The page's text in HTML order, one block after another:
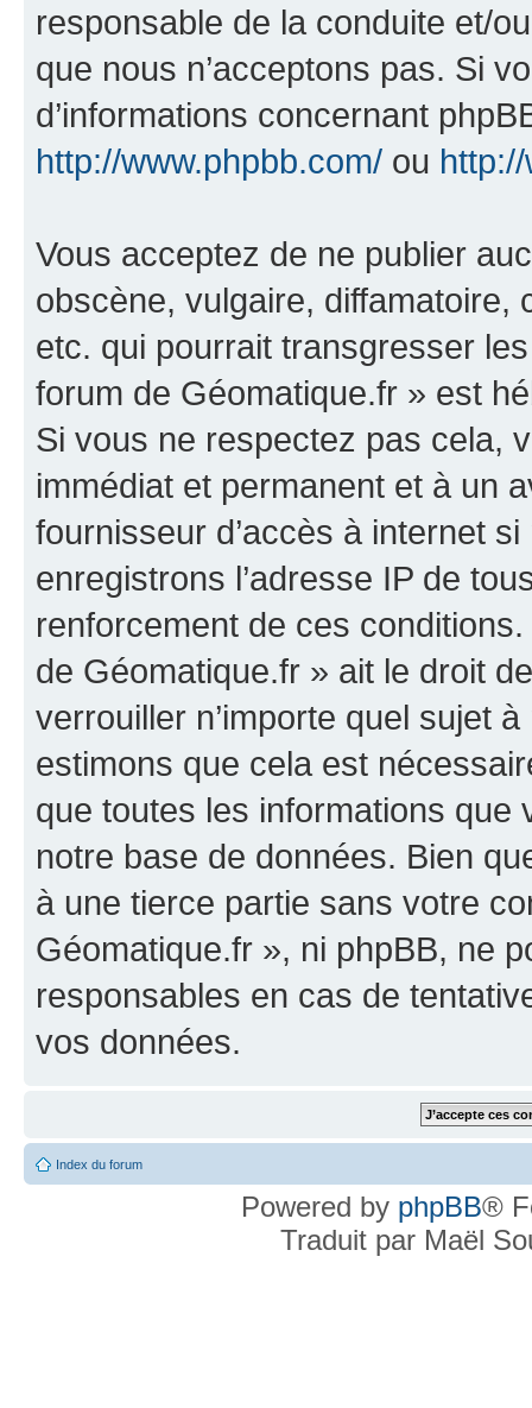
responsable de la conduite et/
que nous n’acceptons pas. Si
d’informations concernant
http://www.phpbb.com/ ou
Vous acceptez de ne publier
obscène, vulgaire, diffamatoire,
etc. qui pourrait transgresser
forum de Géomatique.fr » est
Si vous ne respectez pas cela,
immédiat et permanent et à un
fournisseur d’accès à internet
enregistrons l’adresse IP de
renforcement de ces
de Géomatique.fr » ait le droit
verrouiller n’importe quel sujet
estimons que cela est
que toutes les informations
notre base de données. Bien
à une tierce partie sans votre
Géomatique.fr », ni phpBB, ne
responsables en cas de
vos données.
Index du forum
Powered by phpBB®
Traduit par Maël